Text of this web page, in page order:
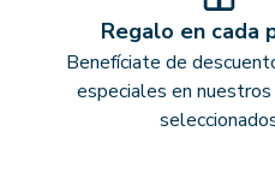
Regalo en cada
Benefíciate de
especiales en